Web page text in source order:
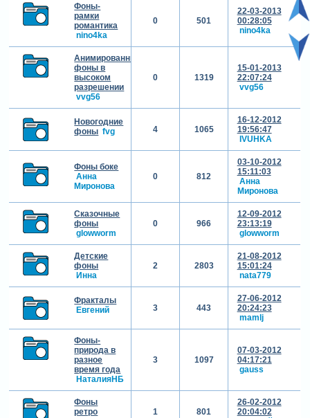
Фоны-
рамки
романтика
nino4ka
0 501
22-03-2013
00:28:05
nino4ka
Анимированные
фоны в
высоком
разрешении
vvg56
0 1319
15-01-2013
22:07:24
vvg56
Новогодние
фоны fvg 4 1065
16-12-2012
19:56:47
IVUHKA
Фоны боке
Анна
Миронова
0 812
03-10-2012
15:11:03
Анна
Миронова
Сказочные
фоны
glowworm
0 966
12-09-2012
23:13:19
glowworm
Детские
фоны
Инна
2 2803
21-08-2012
15:01:24
nata779
Фракталы
Евгений
3 443
27-06-2012
20:24:23
mamlj
Фоны-
природа в
разное
время года
НаталияНБ
3 1097
07-03-2012
04:17:21
gauss
Фоны
ретро
1 801
26-02-2012
20:04:02